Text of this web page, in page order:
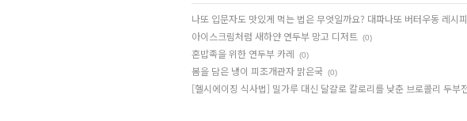
나또 입문자도 맛있게 먹는 법은 무엇일까요? 대파나또 버터우동 레시
아이스크림처럼 새하얀 연두부 망고 디저트 (0)
혼밥족을 위한 연두부 카레 (0)
봄을 담은 냉이 피조개관자 맑은국 (0)
[헬시에이징 식사법] 밀가루 대신 달걀로 칼로리를 낮춘 브로콜리 두부